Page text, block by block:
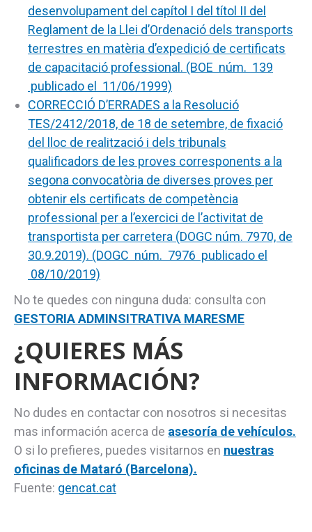
desenvolupament del capítol I del títol II del
Reglament de la Llei d’Ordenació dels transports
terrestres en matèria d’expedició de certificats
de capacitació professional. (BOE núm. 139
publicado el 11/06/1999)
CORRECCIÓ D’ERRADES a la Resolució
TES/2412/2018, de 18 de setembre, de fixació
del lloc de realització i dels tribunals
qualificadors de les proves corresponents a la
segona convocatòria de diverses proves per
obtenir els certificats de competència
professional per a l’exercici de l’activitat de
transportista per carretera (DOGC núm. 7970, de
30.9.2019). (DOGC núm. 7976 publicado el
08/10/2019)
No te quedes con ninguna duda: consulta con
GESTORIA ADMINSITRATIVA MARESME
¿QUIERES MÁS
INFORMACIÓN?
No dudes en contactar con nosotros si necesitas
mas información acerca de asesoría de vehículos.
O si lo prefieres, puedes visitarnos en nuestras
oficinas de Mataró (Barcelona).
Fuente: gencat.cat